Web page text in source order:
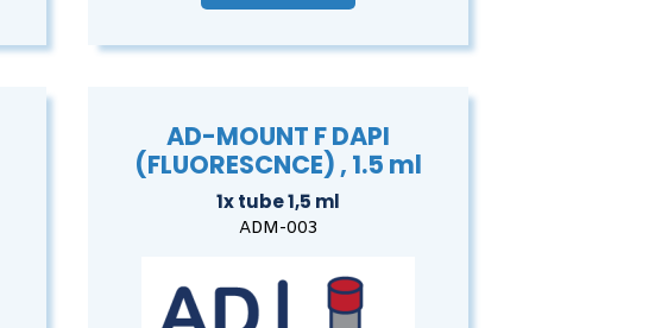
AD-MOUNT F DAPI
(FLUORESCNCE) , 1.5 ml
1x tube 1,5 ml
ADM-003